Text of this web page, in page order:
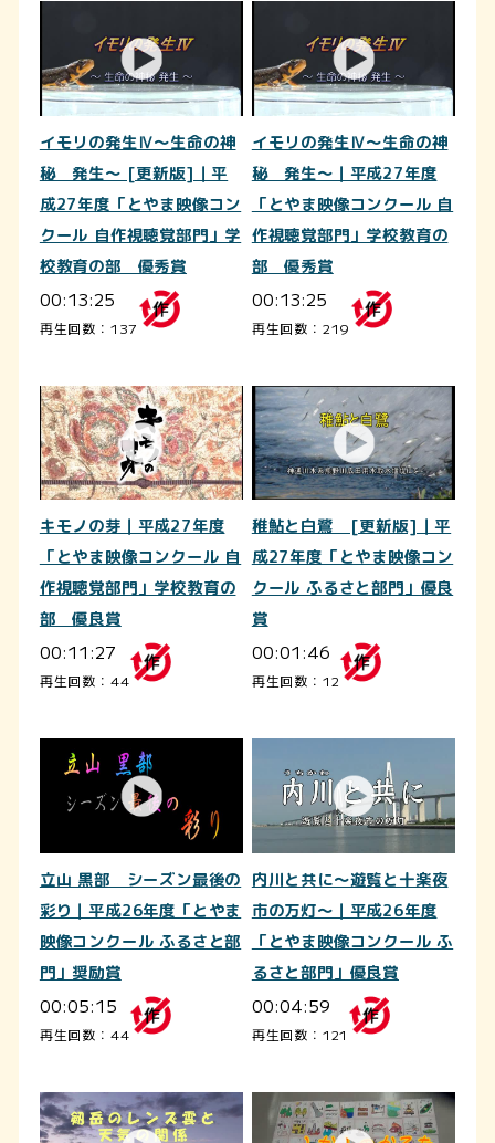
イモリの発生Ⅳ～生命の神
秘 発生～ [更新版]｜平
成27年度「とやま映像コン
クール 自作視聴覚部門」学
校教育の部 優秀賞
00:13:25
再生回数：137
イモリの発生Ⅳ～生命の神
秘 発生～｜平成27年度
「とやま映像コンクール 自
作視聴覚部門」学校教育の
部 優秀賞
00:13:25
再生回数：219
キモノの芽｜平成27年度
「とやま映像コンクール 自
作視聴覚部門」学校教育の
部 優良賞
00:11:27
再生回数：44
稚鮎と白鷺 [更新版]｜平
成27年度「とやま映像コン
クール ふるさと部門」優良
賞
00:01:46
再生回数：12
立山 黒部 シーズン最後の
彩り｜平成26年度「とやま
映像コンクール ふるさと部
門」奨励賞
00:05:15
再生回数：44
内川と共に～遊覧と十楽夜
市の万灯～｜平成26年度
「とやま映像コンクール ふ
るさと部門」優良賞
00:04:59
再生回数：121